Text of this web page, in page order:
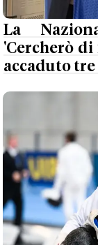
La
'Cercherò
accaduto